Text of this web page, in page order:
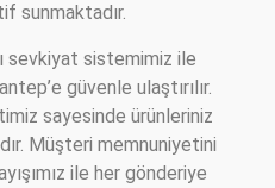
sunmaktadır.
sevkiyat sistemimiz ile
güvenle ulaştırılır.
sayesinde ürünleriniz
Müşteri memnuniyetini
ile her gönderiye